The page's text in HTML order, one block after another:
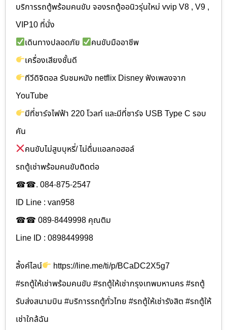
บริการรถตู้พร้อมคนขับ จองรถตู้ออนิวรุ่นใหม่ vvip V8 , V9 ,
VIP10 ที่นั่ง
เดินทางปลอดภัย
คนขับมืออาชีพ
เครื่องเสียงชั้นดี
ทีวีดิจิตอล รับชมหนัง netflix Disney ฟังเพลงจาก
YouTube
มีที่ชาร์จไฟฟ้า 220 โวลท์ และมีที่ชาร์จ USB Type C รอบ
คัน
คนขับไม่สูบบุหรี่/ ไม่ดื่มแอลกอฮอล์
รถตู้เช่าพร้อมคนขับติดต่อ
☎☎. 084-875-2547
ID Line : van958
☎☎ 089-8449998 คุณติม
Line ID : 0898449998
ลิ้งค์ไลน์
https://line.me/ti/p/BCaDC2X5g7
#รถตู้ให้เช่าพร้อมคนขับ #รถตู้ให้เช่ากรุงเทพมหานคร #รถตู้
รับส่งสนามบิน #บริการรถตู้ทั่วไทย #รถตู้ให้เช่ารังสิต #รถตู้ให้
เช่าใกล้ฉัน